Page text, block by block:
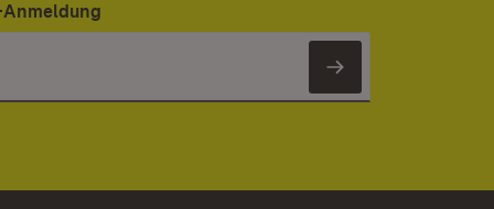
Newsletter